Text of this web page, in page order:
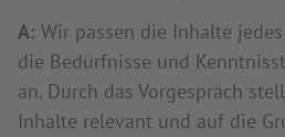
A: Wir passen die Inhalte
die Bedürfnisse und
an. Durch das Vorgespräch
Inhalte relevant und auf die